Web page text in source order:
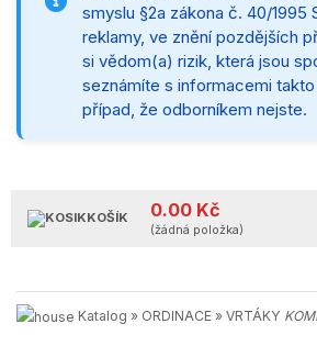
smyslu §2a zákona č. 40/1995
reklamy, ve znění pozdějších
si vědom(a) rizik, která jsou
seznámíte s informacemi
případ, že odborníkem nejste.
KOŠÍK 0.00 Kč
(žádná položka)
Katalog » ORDINACE » VRTÁKY